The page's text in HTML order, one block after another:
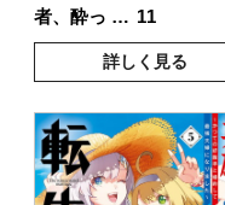
者、酔っ … 11
詳しく見る